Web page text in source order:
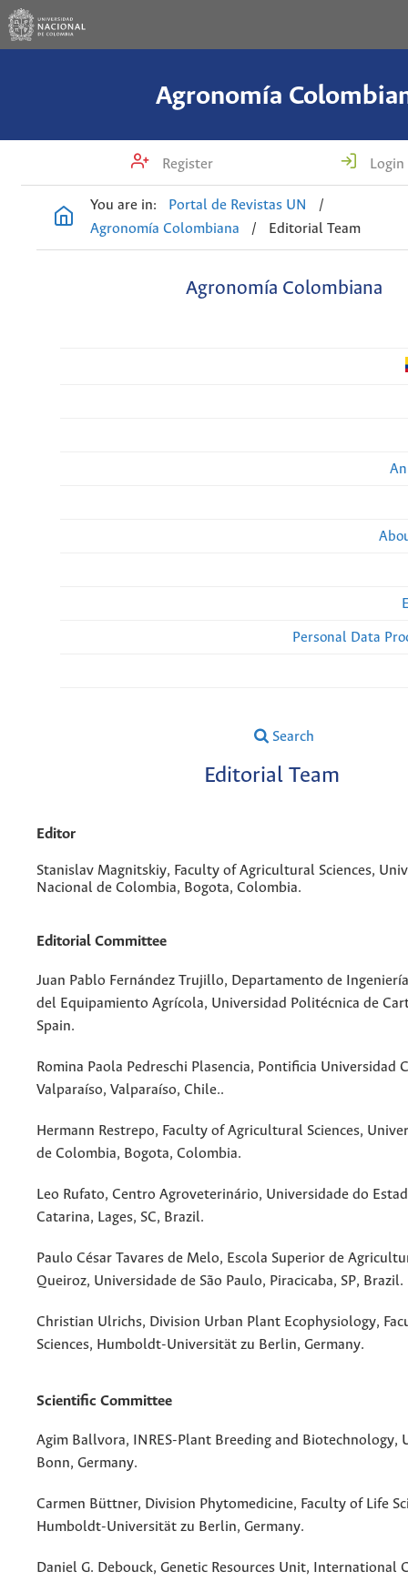
Agronomía
Register Login
You are in: Portal de Revistas UN
/
Agronomía Colombiana
/ Editorial Team
Agronomía Colombiana
Personal Data
Search
Editorial Team
Editor
Stanislav Magnitskiy, Faculty of Agricultural Sciences,
Nacional de Colombia, Bogota, Colombia.
Editorial Committee
Juan Pablo Fernández Trujillo, Departamento de
del Equipamiento Agrícola, Universidad Politécnica de
Spain.
Romina Paola Pedreschi Plasencia, Pontificia Universidad
Valparaíso, Valparaíso, Chile..
Hermann Restrepo, Faculty of Agricultural Sciences,
de Colombia, Bogota, Colombia.
Leo Rufato, Centro Agroveterinário, Universidade do
Catarina, Lages, SC, Brazil.
Paulo César Tavares de Melo, Escola Superior de
Queiroz, Universidade de São Paulo, Piracicaba, SP, Brazil.
Christian Ulrichs, Division Urban Plant Ecophysiology,
Sciences, Humboldt-Universität zu Berlin, Germany.
Scientific Committee
Agim Ballvora, INRES-Plant Breeding and Biotechnology,
Bonn, Germany.
Carmen Büttner, Division Phytomedicine, Faculty of Life
Humboldt-Universität zu Berlin, Germany.
Daniel G. Debouck, Genetic Resources Unit, International